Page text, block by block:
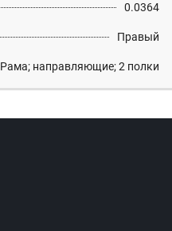
0.0364
Правый
Рама; направляющие; 2 полки